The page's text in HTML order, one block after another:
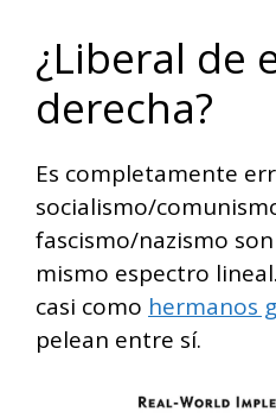
¿Liberal de
derecha?
Es completamente
socialismo/
fascismo/nazismo
mismo espectro
casi como hermanos
pelean entre sí.